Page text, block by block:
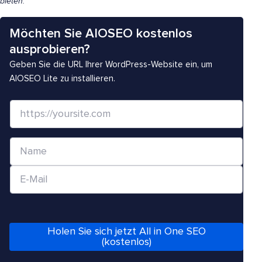
Möchten Sie AIOSEO kostenlos
ausprobieren?
Geben Sie die URL Ihrer WordPress-Website ein, um
AIOSEO Lite zu installieren.
b
i
R
e
l
Holen Sie sich jetzt All in One SEO
(kostenlos)